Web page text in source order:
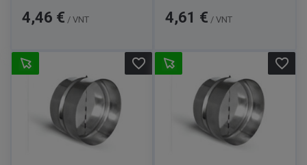
Kaina
4,46 € / VNT
Kaina
4,61 € / VNT
favorite_border favorite_border